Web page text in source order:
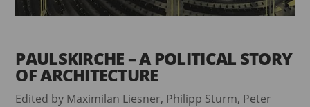
PAULSKIRCHE – A POLITICAL STORY
OF ARCHITECTURE
Edited by Maximilan Liesner, Philipp Sturm, Peter